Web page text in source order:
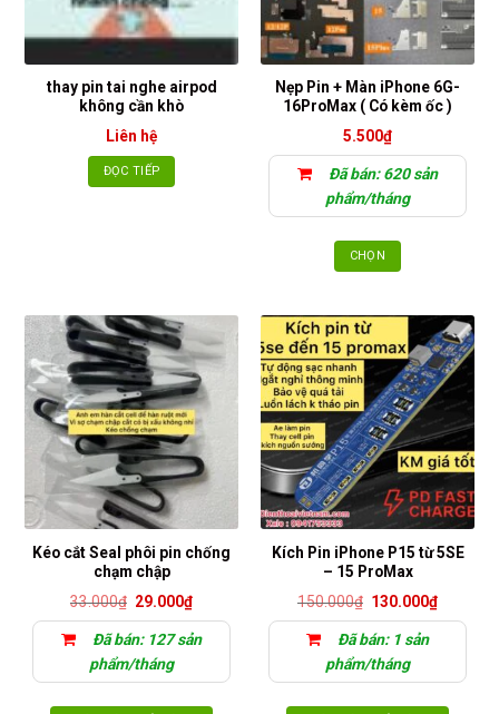
có
thể
chọn
trên
trang
sản
phẩm
thay pin tai nghe airpod
không cần khò
Liên hệ
ĐỌC TIẾP
Nẹp Pin + Màn iPhone 6G-
16ProMax ( Có kèm ốc )
5.500₫
Đã bán: 620 sản
phẩm/tháng
CHỌN
này
có
nhiều
biến
thể.
Các
tùy
chọn
có
được
trên
trang
sản
phẩm
Kéo cắt Seal phôi pin chống
chạm chập
33.000₫ Giá
33.000₫.
29.000₫Giá
tại
là:
Đã bán: 127 sản
phẩm/tháng
Kích Pin iPhone P15 từ 5SE
– 15 ProMax
150.000₫ Giá
là:
150.000₫.
130.000₫Giá
Đã bán: 1 sản
phẩm/tháng